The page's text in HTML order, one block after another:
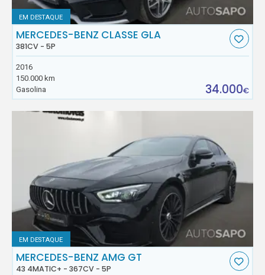
EM DESTAQUE
MERCEDES-BENZ CLASSE GLA
381CV - 5P
2016
150.000 km
Gasolina
34.000€
EM DESTAQUE
MERCEDES-BENZ AMG GT
43 4MATIC+ - 367CV - 5P